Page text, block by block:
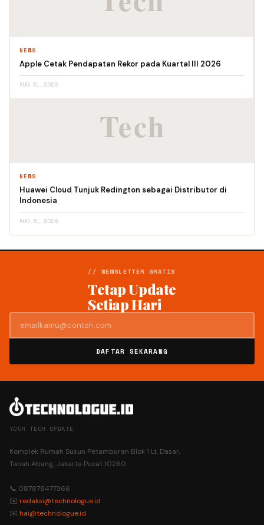
NEWS
Apple Cetak Pendapatan Rekor pada Kuartal III 2026
AUG 5, 2026
NEWS
Huawei Cloud Tunjuk Redington sebagai Distributor di
Indonesia
AUG 5, 2026
// NEWSLETTER GRATIS
Tetap Update
Setiap Hari
DAFTAR SEKARANG
YOUR TECH UPDATE
Komplek Rumah Susun Petamburan Blok 1 Lt. Dasar,
Tanah Abang, Jakarta Pusat 10260
📞 087878477366
✉️ redaksi@technologue.id
✉️ hai@technologue.id